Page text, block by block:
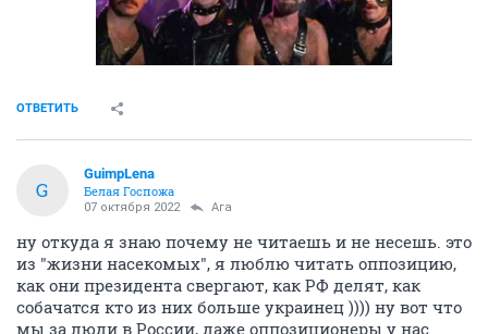
ОТВЕТИТЬ
G
GuimpLena
Белая Госпожа
07 октября 2022 Ага
ну откуда я знаю почему не читаешь и не несешь. это
из "жизни насекомых", я люблю читать оппозицию,
как они президента свергают, как РФ делят, как
собачатся кто из них больше украинец )))) ну вот что
мы за люди в России, даже оппозиционеры у нас